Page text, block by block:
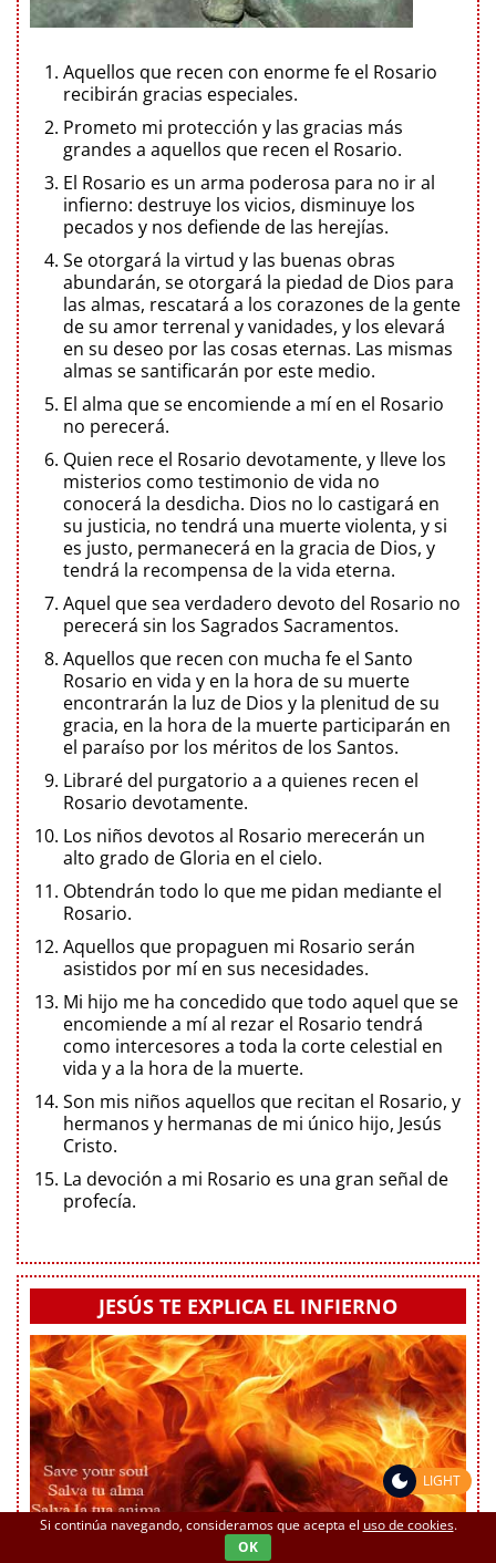
Aquellos que recen con enorme fe el Rosario
recibirán gracias especiales.
Prometo mi protección y las gracias más
grandes a aquellos que recen el Rosario.
El Rosario es un arma poderosa para no ir al
infierno: destruye los vicios, disminuye los
pecados y nos defiende de las herejías.
Se otorgará la virtud y las buenas obras
abundarán, se otorgará la piedad de Dios para
las almas, rescatará a los corazones de la gente
de su amor terrenal y vanidades, y los elevará
en su deseo por las cosas eternas. Las mismas
almas se santificarán por este medio.
El alma que se encomiende a mí en el Rosario
no perecerá.
Quien rece el Rosario devotamente, y lleve los
misterios como testimonio de vida no
conocerá la desdicha. Dios no lo castigará en
su justicia, no tendrá una muerte violenta, y si
es justo, permanecerá en la gracia de Dios, y
tendrá la recompensa de la vida eterna.
Aquel que sea verdadero devoto del Rosario no
perecerá sin los Sagrados Sacramentos.
Aquellos que recen con mucha fe el Santo
Rosario en vida y en la hora de su muerte
encontrarán la luz de Dios y la plenitud de su
gracia, en la hora de la muerte participarán en
el paraíso por los méritos de los Santos.
Libraré del purgatorio a a quienes recen el
Rosario devotamente.
Los niños devotos al Rosario merecerán un
alto grado de Gloria en el cielo.
Obtendrán todo lo que me pidan mediante el
Rosario.
Aquellos que propaguen mi Rosario serán
asistidos por mí en sus necesidades.
Mi hijo me ha concedido que todo aquel que se
encomiende a mí al rezar el Rosario tendrá
como intercesores a toda la corte celestial en
vida y a la hora de la muerte.
Son mis niños aquellos que recitan el Rosario, y
hermanos y hermanas de mi único hijo, Jesús
Cristo.
La devoción a mi Rosario es una gran señal de
profecía.
JESÚS TE EXPLICA EL INFIERNO
Si continúa navegando, consideramos que acepta el uso de cookies.
OK
LIGHT